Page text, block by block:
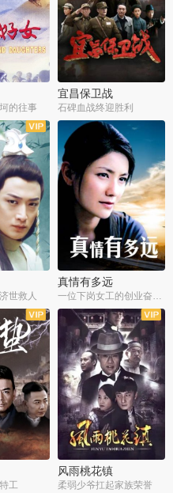
的往事
宜昌保卫战
石碑血战终迎胜利
世救人
全25集
真情有多远
一位下岗女工的创业奋斗史
工
全36集
风雨桃花镇
柔弱少爷扛起家族荣誉